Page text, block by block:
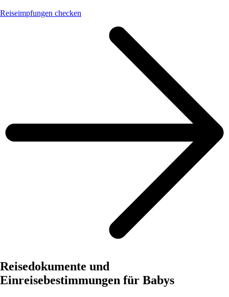
Reiseimpfungen checken
Reisedokumente und
Einreisebestimmungen für Babys